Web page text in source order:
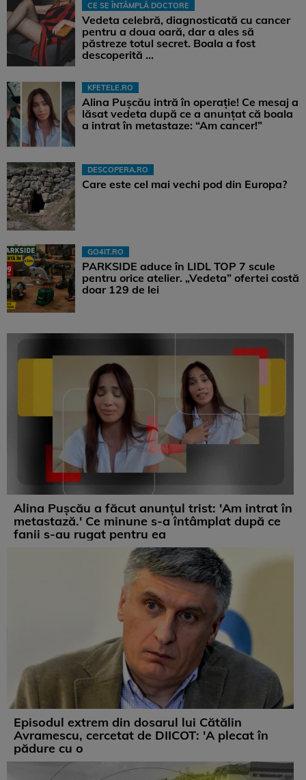
CE SE ÎNTÂMPLĂ DOCTORE
Vedeta celebră, diagnosticată cu cancer
pentru a doua oară, dar a ales să
păstreze totul secret. Boala a fost
descoperită ...
KFETELE.RO
Alina Pușcău intră în operație! Ce mesaj a
lăsat vedeta după ce a anunțat că boala
a intrat în metastaze: “Am cancer!”
DESCOPERA.RO
Care este cel mai vechi pod din Europa?
GO4IT.RO
PARKSIDE aduce în LIDL TOP 7 scule
pentru orice atelier. „Vedeta” ofertei costă
doar 129 de lei
Alina Pușcău a făcut anunțul trist: 'Am intrat în
metastază.' Ce minune s-a întâmplat după ce
fanii s-au rugat pentru ea
Episodul extrem din dosarul lui Cătălin
Avramescu, cercetat de DIICOT: 'A plecat în
pădure cu o